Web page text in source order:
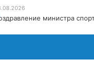
министра